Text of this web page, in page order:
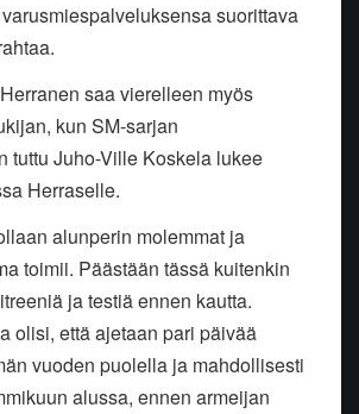
suorittava
saa vierelleen myös
kun SM-sarjan
tuttu Juho-Ville Koskela lukee
Herraselle.
alunperin molemmat ja
toimii. Päästään tässä kuitenkin
ja testiä ennen kautta.
olisi, että ajetaan pari päivää
vuoden puolella ja mahdollisesti
alussa, ennen armeijan